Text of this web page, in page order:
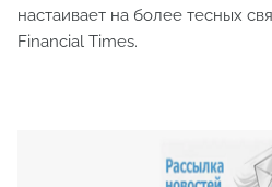
настаивает на более тесных
Financial Times.